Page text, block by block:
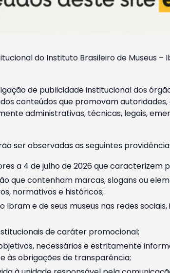
do Instituto Brasileiro de Museus
de publicidade institucional dos
conteúdos que promovam
administrativas, técnicas, legais,
ser observadas as seguintes
a 4 de julho de 2026 que caracterizem
que contenham marcas, slogans ou
normativos e históricos;
e de seus museus nas redes
de caráter promocional;
necessários e estritamente
às obrigações de transparência;